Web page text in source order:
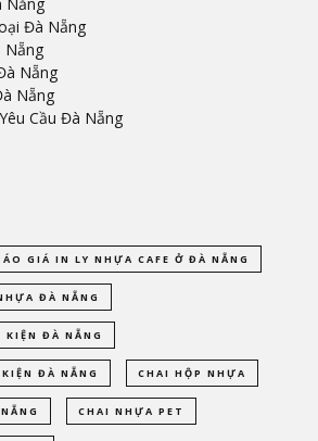
Nẵng
Đà Nẵng
Nẵng
Nẵng
Nẵng
Cầu Đà Nẵng
GIÁ IN LY NHỰA CAFE Ở ĐÀ NẴNG
ĐÀ NẴNG
ĐÀ NẴNG
ĐÀ NẴNG CHAI HỘP NHỰA
CHAI NHỰA PET